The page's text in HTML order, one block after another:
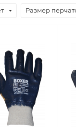
Размер